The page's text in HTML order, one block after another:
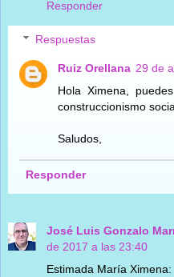
Responder
Respuestas
Ruiz Orellana 29 de
Hola Ximena,
construccionismo
Saludos,
Responder
José Luis Gonzalo
de 2017 a las 23:40
Estimada María Ximena: